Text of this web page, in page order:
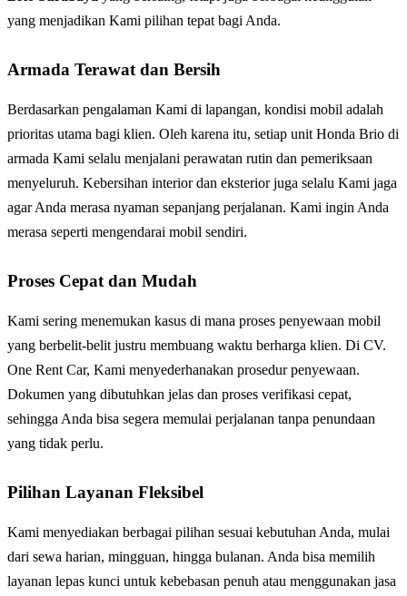
yang menjadikan Kami pilihan tepat bagi Anda.
Armada Terawat dan Bersih
Berdasarkan pengalaman Kami di lapangan, kondisi mobil adalah
prioritas utama bagi klien. Oleh karena itu, setiap unit Honda Brio di
armada Kami selalu menjalani perawatan rutin dan pemeriksaan
menyeluruh. Kebersihan interior dan eksterior juga selalu Kami jaga
agar Anda merasa nyaman sepanjang perjalanan. Kami ingin Anda
merasa seperti mengendarai mobil sendiri.
Proses Cepat dan Mudah
Kami sering menemukan kasus di mana proses penyewaan mobil
yang berbelit-belit justru membuang waktu berharga klien. Di CV.
One Rent Car, Kami menyederhanakan prosedur penyewaan.
Dokumen yang dibutuhkan jelas dan proses verifikasi cepat,
sehingga Anda bisa segera memulai perjalanan tanpa penundaan
yang tidak perlu.
Pilihan Layanan Fleksibel
Kami menyediakan berbagai pilihan sesuai kebutuhan Anda, mulai
dari sewa harian, mingguan, hingga bulanan. Anda bisa memilih
layanan lepas kunci untuk kebebasan penuh atau menggunakan jasa